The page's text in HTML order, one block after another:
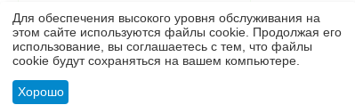
Для обеспечения высокого уровня обслуживания на
этом сайте используются файлы cookie. Продолжая его
использование, вы соглашаетесь с тем, что файлы
cookie будут сохраняться на вашем компьютере.
Хорошо